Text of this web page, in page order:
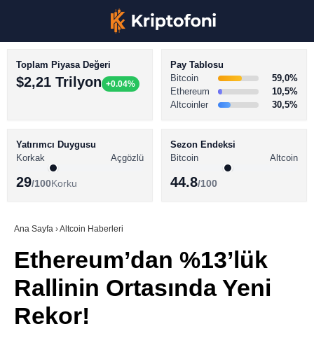
Youtube
TikTok
BİTCOİN HABERLERİ
ALTCOİN HABERLERİ
SÖZLÜK
Toplam Piyasa Değeri
$2,21 Trilyon +0.04%
Pay Tablosu
Bitcoin
59,0%
Ethereum
10,5%
Altcoinler
30,5%
Yatırımcı Duygusu
Korkak
Açgözlü
29/100Korku
Sezon Endeksi
Bitcoin
Altcoin
44.8/100
Ana Sayfa ›Altcoin Haberleri
Ethereum’dan %13’lük
Rallinin Ortasında Yeni
Rekor!